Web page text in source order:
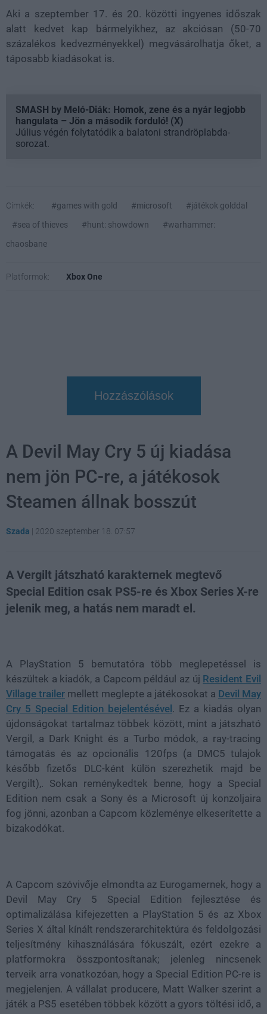
Aki a szeptember 17. és 20. közötti ingyenes időszak
alatt kedvet kap bármelyikhez, az akciósan (50-70
százalékos kedvezményekkel) megvásárolhatja őket, a
táposabb kiadásokat is.
SMASH by Meló-Diák: Homok, zene és a nyár legjobb
hangulata – Jön a második forduló! (X)
Július végén folytatódik a balatoni strandröplabda-
sorozat.
Címkék: #games with gold #microsoft
#játékok golddal
#sea of thieves
#hunt: showdown
#warhammer:
chaosbane
Platformok: Xbox One
Hozzászólások
A Devil May Cry 5 új kiadása
nem jön PC-re, a játékosok
Steamen állnak bosszút
Szada | 2020 szeptember 18. 07:57
A Vergilt játszható karakternek megtevő
Special Edition csak PS5-re és Xbox Series X-re
jelenik meg, a hatás nem maradt el.
A PlayStation 5 bemutatóra több meglepetéssel is
készültek a kiadók, a Capcom például az új Resident Evil
Village trailer mellett meglepte a játékosokat a Devil May
Cry 5 Special Edition bejelentésével . Ez a kiadás olyan
újdonságokat tartalmaz többek között, mint a játszható
Vergil, a Dark Knight és a Turbo módok, a ray-tracing
támogatás és az opcionális 120fps (a DMC5 tulajok
később fizetős DLC-ként külön szerezhetik majd be
Vergilt),. Sokan reménykedtek benne, hogy a Special
Edition nem csak a Sony és a Microsoft új konzoljaira
fog jönni, azonban a Capcom közleménye elkeserítette a
bizakodókat.
A Capcom szóvivője elmondta az Eurogamernek, hogy a
Devil May Cry 5 Special Edition fejlesztése és
optimalizálása kifejezetten a PlayStation 5 és az Xbox
Series X által kínált rendszerarchitektúra és feldolgozási
teljesítmény kihasználására fókuszált, ezért ezekre a
platformokra összpontosítanak; jelenleg nincsenek
terveik arra vonatkozóan, hogy a Special Edition PC-re is
megjelenjen. A vállalat producere, Matt Walker szerint a
játék a PS5 esetében többek között a gyors töltési idő, a